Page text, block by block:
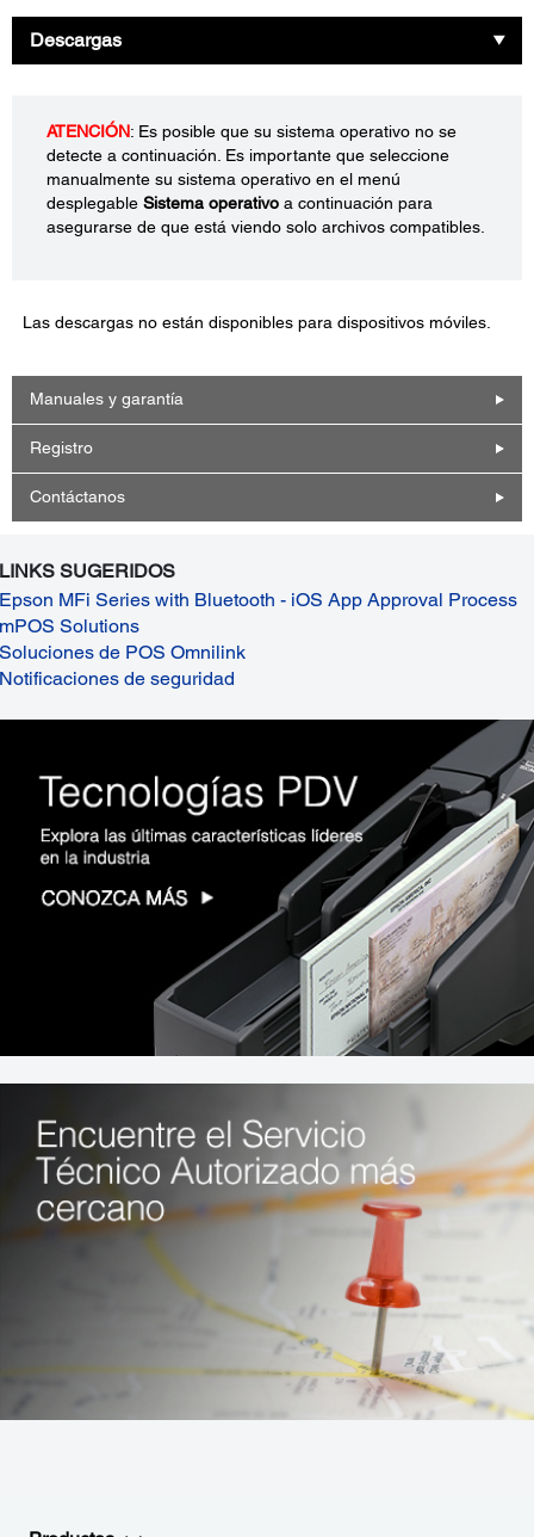
Descargas
ATENCIÓN: Es posible que su sistema operativo no se
detecte a continuación. Es importante que seleccione
manualmente su sistema operativo en el menú
desplegable Sistema operativo a continuación para
asegurarse de que está viendo solo archivos compatibles.
Las descargas no están disponibles para dispositivos móviles.
Manuales y garantía
Registro
Contáctanos
LINKS SUGERIDOS
Epson MFi Series with Bluetooth - iOS App Approval Process
mPOS Solutions
Soluciones de POS Omnilink
Notificaciones de seguridad